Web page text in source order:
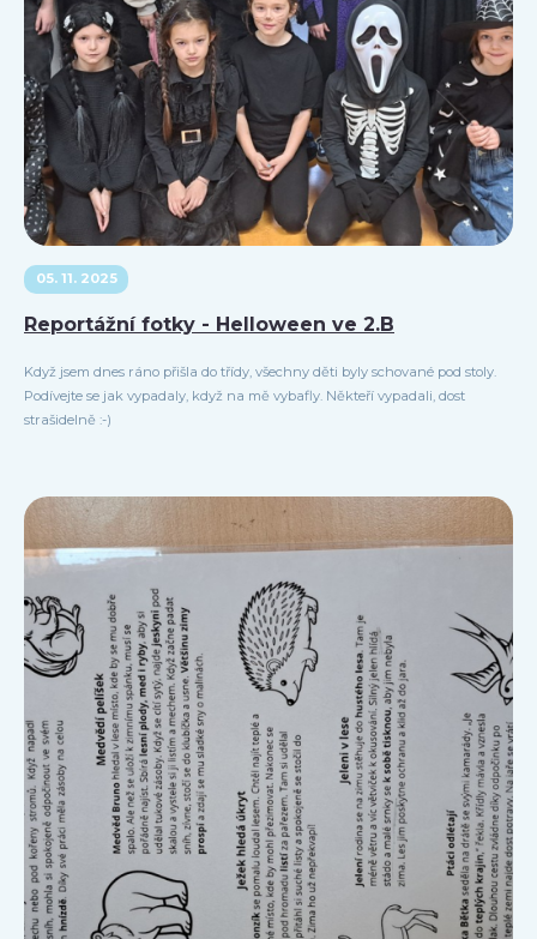
05. 11. 2025
Reportážní fotky - Helloween ve 2.B
Když jsem dnes ráno přišla do třídy, všechny děti byly schované pod stoly.
Podívejte se jak vypadaly, když na mě vybafly. Někteří vypadali, dost
strašidelně :-)